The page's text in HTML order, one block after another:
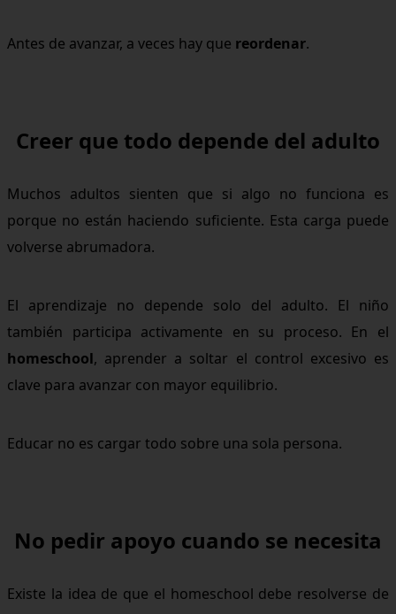
Antes de avanzar, a veces hay que reordenar.
Creer que todo depende del adulto
Muchos adultos sienten que si algo no funciona es
porque no están haciendo suficiente. Esta carga puede
volverse abrumadora.
El aprendizaje no depende solo del adulto. El niño
también participa activamente en su proceso. En el
homeschool, aprender a soltar el control excesivo es
clave para avanzar con mayor equilibrio.
Educar no es cargar todo sobre una sola persona.
No pedir apoyo cuando se necesita
Existe la idea de que el homeschool debe resolverse de